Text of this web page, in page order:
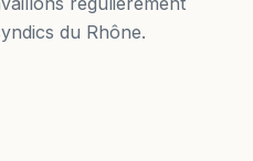
du Rhône.